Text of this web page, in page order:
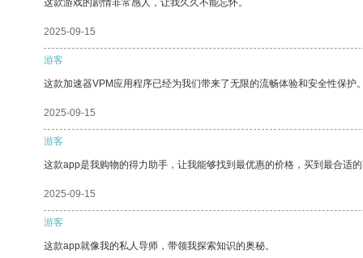
这款游戏的剧情非常感人，让我久久不能忘怀。
2025-09-15
游客
这款加速器VPM应用程序已经为我们带来了无限的流畅体验和安全性保护。
2025-09-15
游客
这款app是我购物的得力助手，让我能够找到最优惠的价格，买到最合适的
2025-09-15
游客
这款app就像我的私人导师，带领我探索知识的奥秘。